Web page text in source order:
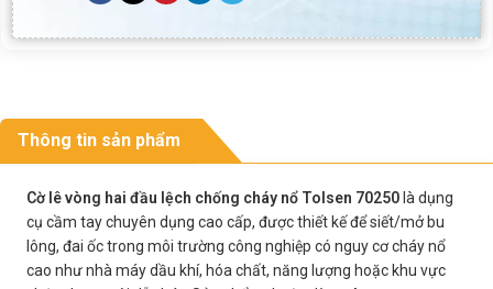
Thông tin sản phẩm
Cờ lê vòng hai đầu lệch chống cháy nổ Tolsen 70250 là dụng
cụ cầm tay chuyên dụng cao cấp, được thiết kế để siết/mở bu
lông, đai ốc trong môi trường công nghiệp có nguy cơ cháy nổ
cao như nhà máy dầu khí, hóa chất, năng lượng hoặc khu vực